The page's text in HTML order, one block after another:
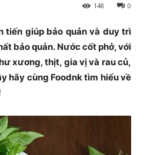
0
148
tiến giúp bảo quản và duy trì
bảo quản. Nước cốt phở, với
xương, thịt, gia vị và rau củ,
hãy cùng Foodnk tìm hiểu về